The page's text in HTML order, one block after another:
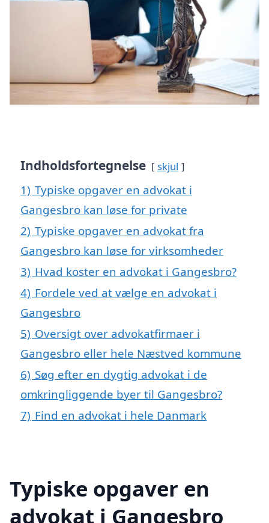
Indholdsfortegnelse skjul
1) Typiske opgaver en advokat i
Gangesbro kan løse for private
2) Typiske opgaver en advokat fra
Gangesbro kan løse for virksomheder
3) Hvad koster en advokat i Gangesbro?
4) Fordele ved at vælge en advokat i
Gangesbro
5) Oversigt over advokatfirmaer i
Gangesbro eller hele Næstved kommune
6) Søg efter en dygtig advokat i de
omkringliggende byer til Gangesbro?
7) Find en advokat i hele Danmark
Typiske opgaver en
advokat i Gangesbro